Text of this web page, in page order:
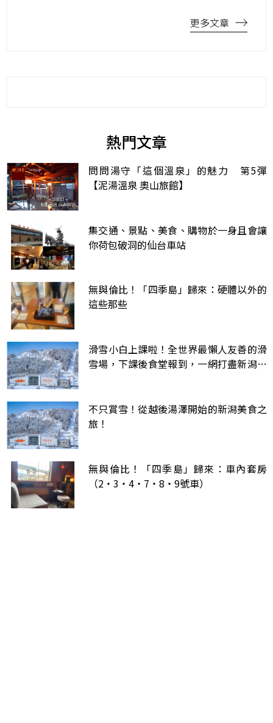
更多文章
熱門文章
問問湯守「這個溫泉」的魅力 第5彈
【泥湯溫泉 奧山旅館】
集交通、景點、美食、購物於一身且會讓
你荷包破洞的仙台車站
無與倫比！「四季島」歸來：硬體以外的
這些那些
滑雪小白上課啦！全世界最懶人友善的滑
雪場，下課後食堂報到，一網打盡新潟縣
不只賞雪！從越後湯澤開始的新潟美食之
旅！
無與倫比！「四季島」歸來：車內套房
（2・3・4・7・8・9號車）